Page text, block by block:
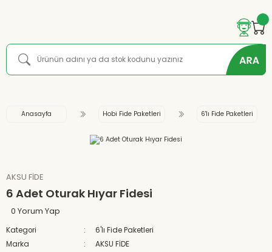
Anasayfa Hobi Fide Paketleri 6'lı Fide Paketleri
AKSU FİDE
6 Adet Oturak Hıyar Fidesi
0 Yorum Yap
Kategori
6'lı Fide Paketleri
Marka
AKSU FİDE